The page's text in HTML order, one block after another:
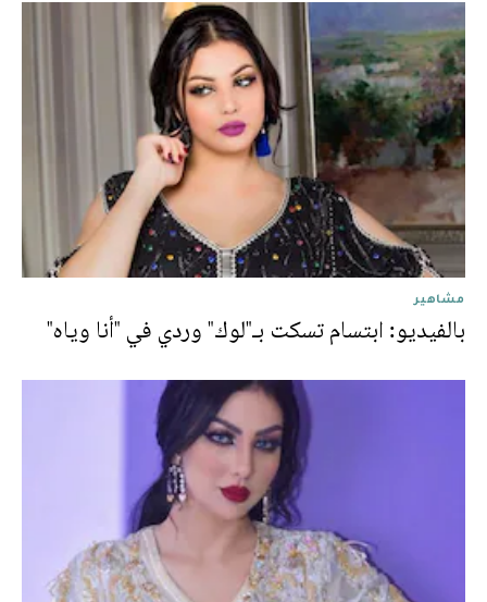
مشاهير
بالفيديو: ابتسام تسكت بـ"لوك" وردي في "أنا وياه"